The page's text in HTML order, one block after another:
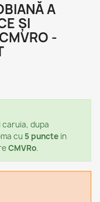
A
ȘI
-
caruia, dupa
cu 5 puncte in
CMVRo.